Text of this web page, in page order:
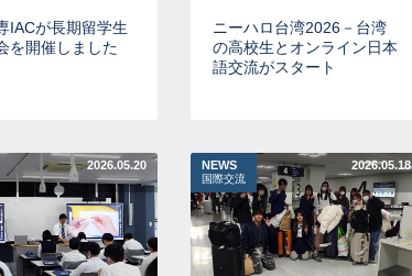
IACが長期留学生
を開催しました
ニーハロ台湾2026－台湾
の高校生とオンライン日本
語交流がスタート
2026.05.20 NEWS
国際交流
2026.05.18